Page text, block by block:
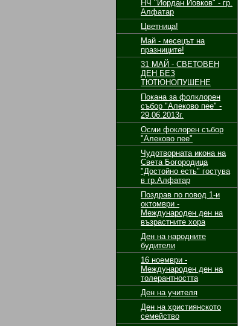
НЧ "Йордан Йовков" - гр.
Алфатар
Цветница!
Май - месецът на
празниците!
31 МАЙ - СВЕТОВЕН
ДЕН БЕЗ
ТЮТЮНОПУШЕНЕ
Покана за фолклорен
събор "Алеково пее" -
29.06.2013г.
Осми фоклорен събор
"Алеково пее"
Чудотворната икона на
Света Богородица
"Достойно есть" гостува
в гр.Алфатар
Поздрав по повод 1-и
октомври -
Международен ден на
възрастните хора
Ден на народните
будители
16 ноември -
Международен ден на
толерантността
Ден на учителя
Ден на християнското
семейство